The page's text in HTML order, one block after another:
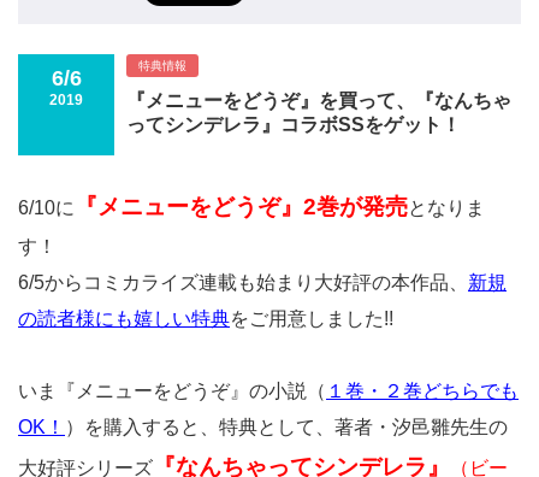
6/6
2019
特典情報
『メニューをどうぞ』を買って、『なんちゃ
ってシンデレラ』コラボSSをゲット！
6/10に 『メニューをどうぞ』2巻が発売となりま
す！
6/5からコミカライズ連載も始まり大好評の本作品、 新規
の読者様にも嬉しい特典をご用意しました!!
いま『メニューをどうぞ』の小説（ １巻・２巻どちらでも
OK！ ）を購入すると、特典として、著者・汐邑雛先生の
大好評シリーズ
『なんちゃってシンデレラ』 （ビー